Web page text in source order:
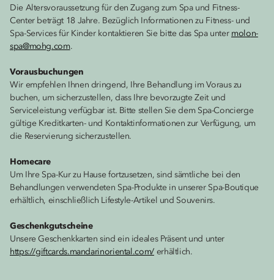
Die Altersvoraussetzung für den Zugang zum Spa und Fitness-
Center beträgt 18 Jahre. Bezüglich Informationen zu Fitness- und
Spa-Services für Kinder kontaktieren Sie bitte das Spa unter molon-
spa@mohg.com.
Vorausbuchungen
Wir empfehlen Ihnen dringend, Ihre Behandlung im Voraus zu
buchen, um sicherzustellen, dass Ihre bevorzugte Zeit und
Serviceleistung verfügbar ist. Bitte stellen Sie dem Spa-Concierge
gültige Kreditkarten- und Kontaktinformationen zur Verfügung, um
die Reservierung sicherzustellen.
Homecare
Um Ihre Spa-Kur zu Hause fortzusetzen, sind sämtliche bei den
Behandlungen verwendeten Spa-Produkte in unserer Spa-Boutique
erhältlich, einschließlich Lifestyle-Artikel und Souvenirs.
Geschenkgutscheine
Unsere Geschenkkarten sind ein ideales Präsent und unter
https://giftcards.mandarinoriental.com/erhältlich.